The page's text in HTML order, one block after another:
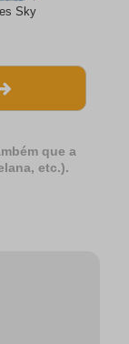
Sky
que a
etc.).